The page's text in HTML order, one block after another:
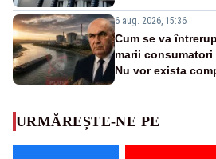
6 aug. 2026, 15:36
Cum se va
marii
Nu vor exista
URMĂREȘTE-NE PE